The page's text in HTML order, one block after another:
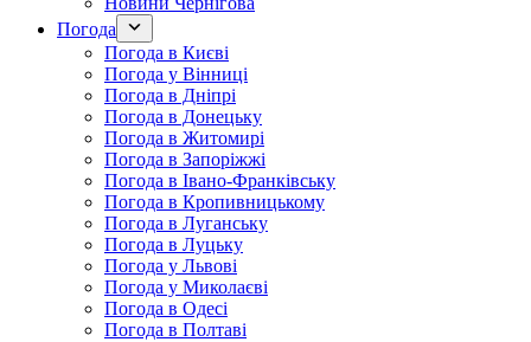
Погода
Погода в Києві
Погода у Вінниці
Погода в Дніпрі
Погода в Донецьку
Погода в Житомирі
Погода в Запоріжжі
Погода в Івано-Франківську
Погода в Кропивницькому
Погода в Луганську
Погода в Луцьку
Погода у Львові
Погода у Миколаєві
Погода в Одесі
Погода в Полтаві